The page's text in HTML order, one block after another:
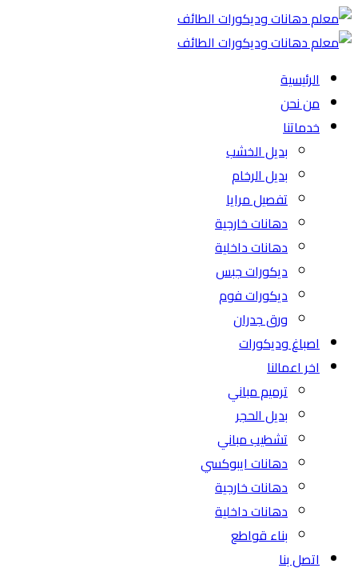
الرئيسية
من نحن
خدماتنا
بديل الخشب
بديل الرخام
تفصيل مرايا
دهانات خارجية
دهانات داخلية
ديكورات جبس
ديكورات فوم
ورق جدران
اصباغ وديكورات
اخر اعمالنا
ترميم مباني
بديل الحجر
تشطيب مباني
دهانات ايبوكسي
دهانات خارجية
دهانات داخلية
بناء قواطع
اتصل بنا